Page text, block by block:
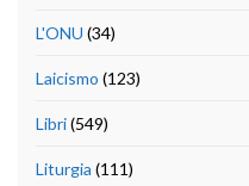
L'ONU (34)
Laicismo (123)
Libri(549)
Liturgia (111)